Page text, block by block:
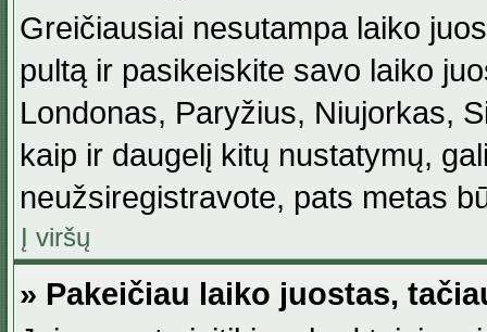
Greičiausiai nesutampa laiko
pultą ir pasikeiskite savo laiko
Londonas, Paryžius, Niujorkas,
kaip ir daugelį kitų nustatymų,
neužsiregistravote, pats metas
Į viršų
» Pakeičiau laiko juostas,